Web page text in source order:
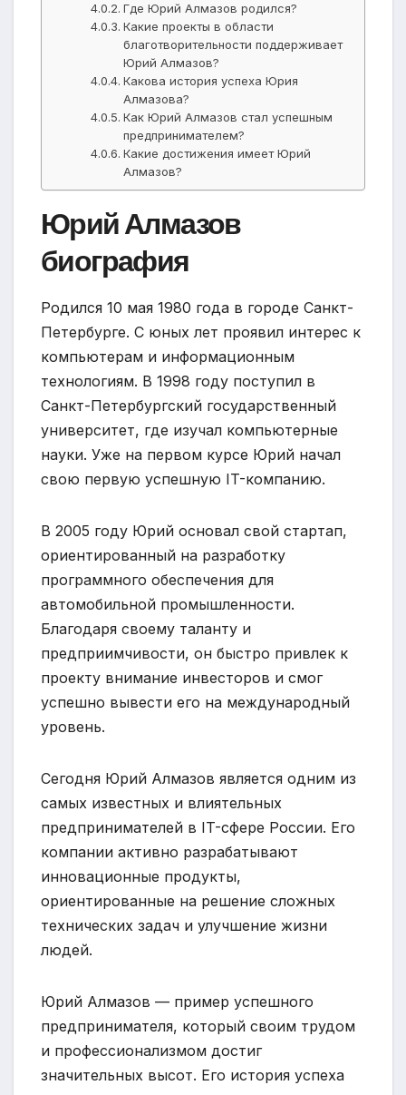
Где Юрий Алмазов родился?
Какие проекты в области
благотворительности поддерживает
Юрий Алмазов?
Какова история успеха Юрия
Алмазова?
Как Юрий Алмазов стал успешным
предпринимателем?
Какие достижения имеет Юрий
Алмазов?
Юрий Алмазов
биография
Родился 10 мая 1980 года в городе Санкт-
Петербурге. С юных лет проявил интерес к
компьютерам и информационным
технологиям. В 1998 году поступил в
Санкт-Петербургский государственный
университет, где изучал компьютерные
науки. Уже на первом курсе Юрий начал
свою первую успешную IT-компанию.
В 2005 году Юрий основал свой стартап,
ориентированный на разработку
программного обеспечения для
автомобильной промышленности.
Благодаря своему таланту и
предприимчивости, он быстро привлек к
проекту внимание инвесторов и смог
успешно вывести его на международный
уровень.
Сегодня Юрий Алмазов является одним из
самых известных и влиятельных
предпринимателей в IT-сфере России. Его
компании активно разрабатывают
инновационные продукты,
ориентированные на решение сложных
технических задач и улучшение жизни
людей.
Юрий Алмазов — пример успешного
предпринимателя, который своим трудом
и профессионализмом достиг
значительных высот. Его история успеха